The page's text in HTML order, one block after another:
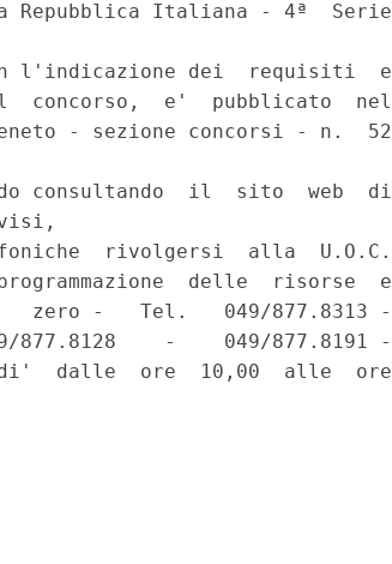
Repubblica Italiana - 4ª  Serie
l'indicazione dei  requisiti  e
concorso,  e'  pubblicato  nel
- sezione concorsi - n.  52
consultando  il  sito  web  di
rivolgersi  alla  U.O.C.
delle  risorse  e
zero -   Tel.   049/877.8313 -
877.8128    -    049/877.8191 -
dalle  ore  10,00  alle  ore